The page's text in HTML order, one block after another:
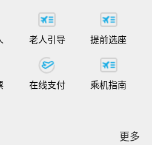
老人引导 提前选座
在线支付 乘机指南
更多